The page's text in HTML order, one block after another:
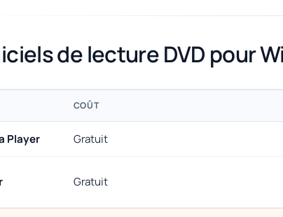
de lecture DVD pour
COÛT
Player Gratuit
Gratuit